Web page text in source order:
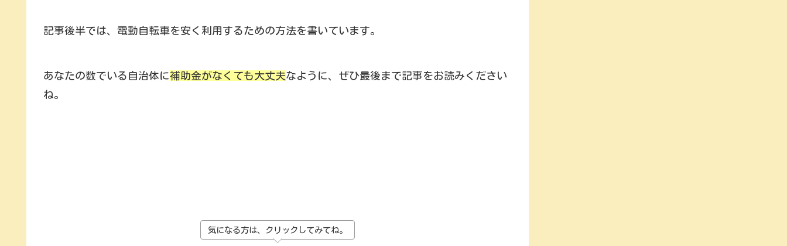
記事後半では、電動自転車を安く利用するための方法を書いています。
あなたの数でいる自治体に補助金がなくても大丈夫なように、ぜひ最後まで記事をお読みください
ね。
気になる方は、クリックしてみてね。